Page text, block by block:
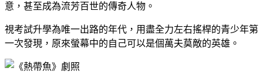
意，甚至成為流芳百世的傳奇人物。
視考試升學為唯一出路的年代，用盡全力左右搖桿的青少年第
一次發現，原來螢幕中的自己可以是個萬夫莫敵的英雄。